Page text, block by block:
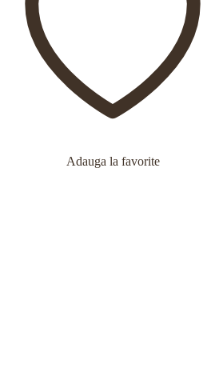
Adauga la favorite